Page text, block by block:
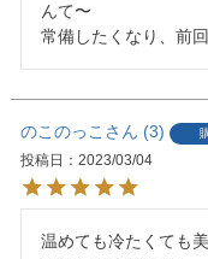
んて〜
常備したくなり、前
のこのっこ 3
投稿日
2023/03/04
温めても冷たくても